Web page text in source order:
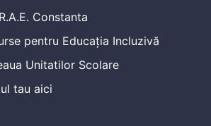
Constanta
pentru Educația Incluzivă
Unitatilor Scolare
tau aici